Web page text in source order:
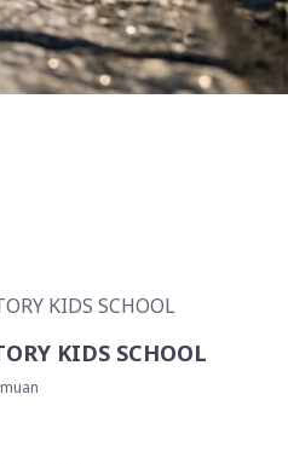
KIDS SCHOOL